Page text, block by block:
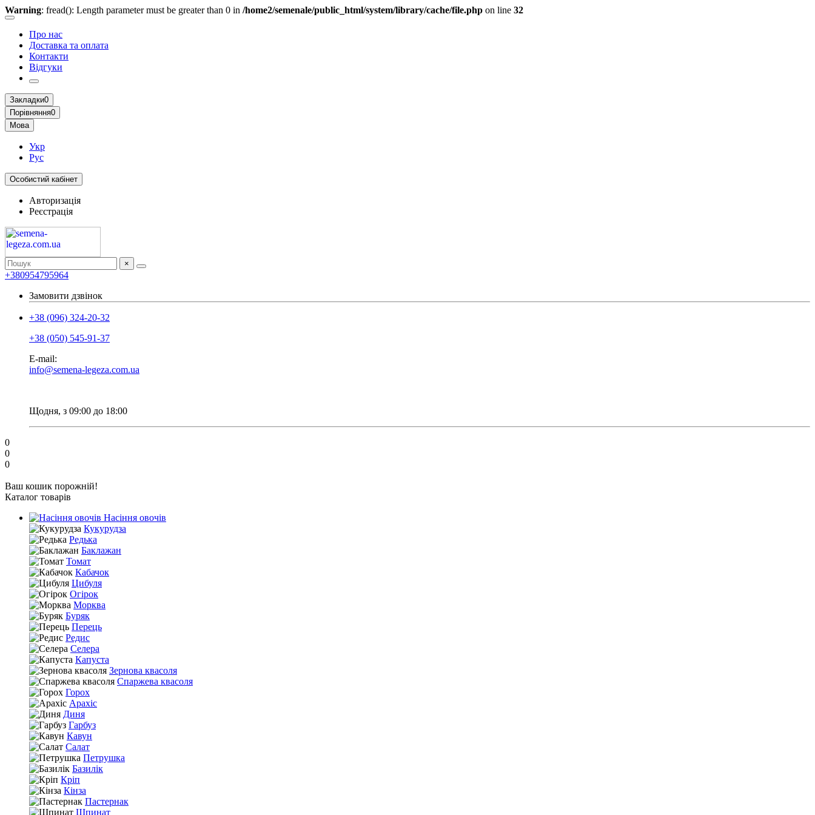
Warning: fread(): Length parameter must be greater than 0 in /home2/semenale/public_html/system/library/cache/file.php on line 32
Про нас
Доставка та оплата
Контакти
Відгуки
Закладки0
Порівняння0
Мова
Укр
Рус
Особистий кабінет
Авторизація
Реєстрація
×
+380954795964
Замовити дзвінок
+38 (096) 324-20-32
+38 (050) 545-91-37
E-mail:
info@semena-legeza.com.ua
Щодня, з 09:00 до 18:00
0
0
0
Ваш кошик порожній!
Каталог товарів
Насіння овочів
Кукурудза
Редька
Баклажан
Томат
Кабачок
Цибуля
Огірок
Морква
Буряк
Перець
Редис
Селера
Капуста
Зернова квасоля
Спаржева квасоля
Горох
Арахіс
Диня
Гарбуз
Кавун
Салат
Петрушка
Базилік
Кріп
Кінза
Пастернак
Шпинат